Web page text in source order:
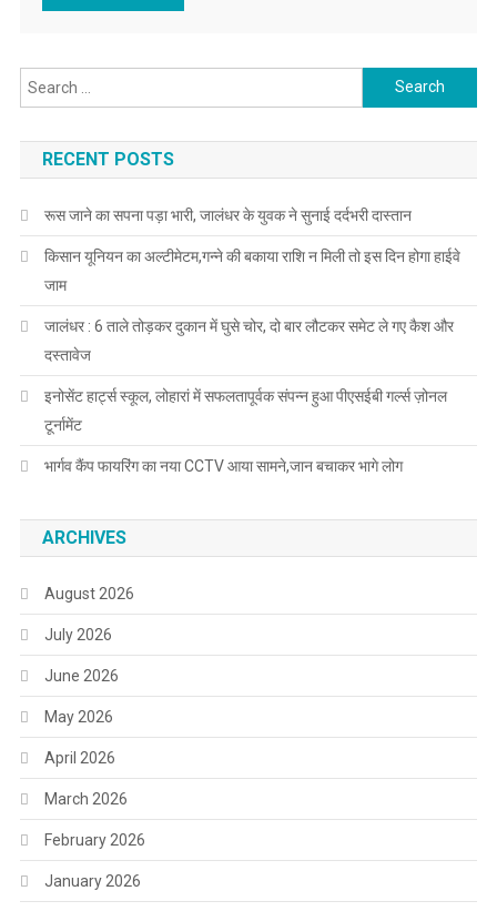
Search for:
RECENT POSTS
रूस जाने का सपना पड़ा भारी, जालंधर के युवक ने सुनाई दर्दभरी दास्तान
किसान यूनियन का अल्टीमेटम,गन्ने की बकाया राशि न मिली तो इस दिन होगा हाईवे
जाम
जालंधर : 6 ताले तोड़कर दुकान में घुसे चोर, दो बार लौटकर समेट ले गए कैश और
दस्तावेज
इनोसेंट हार्ट्स स्कूल, लोहारां में सफलतापूर्वक संपन्न हुआ पीएसईबी गर्ल्स ज़ोनल
टूर्नामेंट
भार्गव कैंप फायरिंग का नया CCTV आया सामने,जान बचाकर भागे लोग
ARCHIVES
August 2026
July 2026
June 2026
May 2026
April 2026
March 2026
February 2026
January 2026